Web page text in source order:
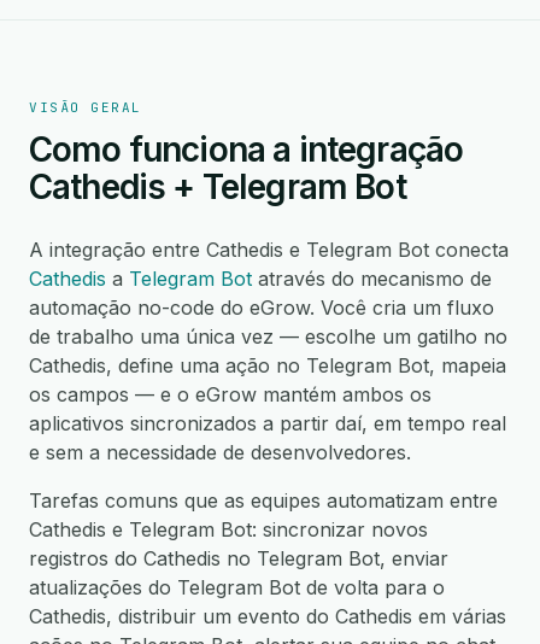
VISÃO GERAL
Como funciona a integração
Cathedis + Telegram Bot
A integração entre Cathedis e Telegram Bot conecta
Cathedis a Telegram Bot através do mecanismo de
automação no-code do eGrow. Você cria um fluxo
de trabalho uma única vez — escolhe um gatilho no
Cathedis, define uma ação no Telegram Bot, mapeia
os campos — e o eGrow mantém ambos os
aplicativos sincronizados a partir daí, em tempo real
e sem a necessidade de desenvolvedores.
Tarefas comuns que as equipes automatizam entre
Cathedis e Telegram Bot: sincronizar novos
registros do Cathedis no Telegram Bot, enviar
atualizações do Telegram Bot de volta para o
Cathedis, distribuir um evento do Cathedis em várias